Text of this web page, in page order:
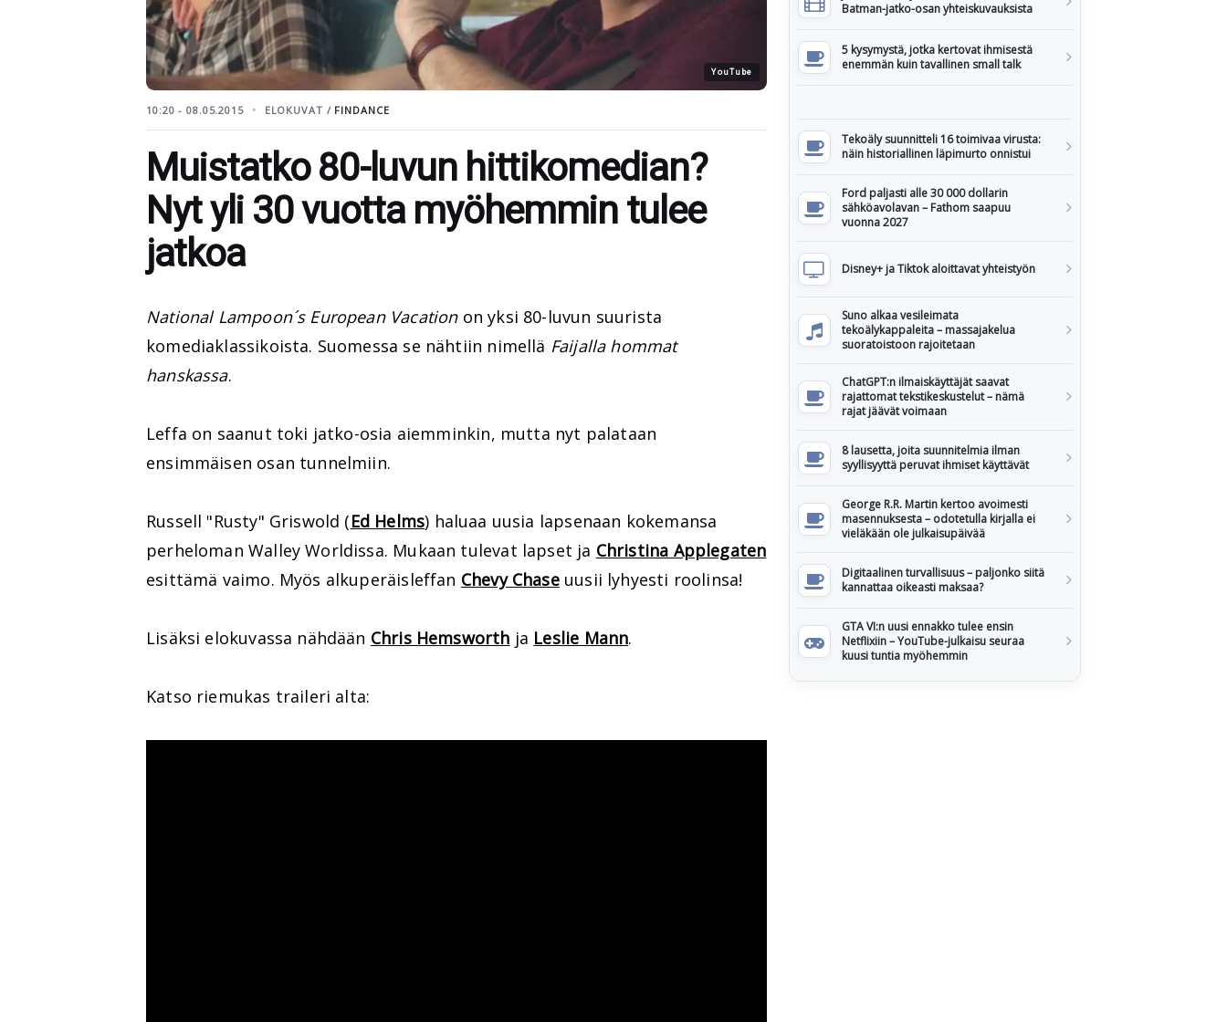
YouTube
10:20 - 08.05.2015 ELOKUVAT / FINDANCE
Muistatko 80-luvun hittikomedian?
Nyt yli 30 vuotta myöhemmin tulee
jatkoa
National Lampoon´s European Vacationon yksi 80-luvun suurista
komediaklassikoista. Suomessa se nähtiin nimellä Faijalla hommat
hanskassa.
Leffa on saanut toki jatko-osia aiemminkin, mutta nyt palataan
ensimmäisen osan tunnelmiin.
Russell "Rusty" Griswold (Ed Helms) haluaa uusia lapsenaan kokemansa
perheloman Walley Worldissa. Mukaan tulevat lapset ja Christina Applegaten
esittämä vaimo. Myös alkuperäisleffan Chevy Chaseuusii lyhyesti roolinsa!
Lisäksi elokuvassa nähdään Chris Hemsworth ja Leslie Mann.
Katso riemukas traileri alta:
Batman-jatko-osan yhteiskuvauksista
5 kysymystä, jotka kertovat ihmisestä
enemmän kuin tavallinen small talk
Tekoäly suunnitteli 16 toimivaa virusta:
näin historiallinen läpimurto onnistui
Ford paljasti alle 30 000 dollarin
sähköavolavan – Fathom saapuu
vuonna 2027
Disney+ ja Tiktok aloittavat yhteistyön
Suno alkaa vesileimata
tekoälykappaleita – massajakelua
suoratoistoon rajoitetaan
ChatGPT:n ilmaiskäyttäjät saavat
rajattomat tekstikeskustelut – nämä
rajat jäävät voimaan
8 lausetta, joita suunnitelmia ilman
syyllisyyttä peruvat ihmiset käyttävät
George R.R. Martin kertoo avoimesti
masennuksesta – odotetulla kirjalla ei
vieläkään ole julkaisupäivää
Digitaalinen turvallisuus – paljonko siitä
kannattaa oikeasti maksaa?
GTA VI:n uusi ennakko tulee ensin
Netflixiin – YouTube-julkaisu seuraa
kuusi tuntia myöhemmin